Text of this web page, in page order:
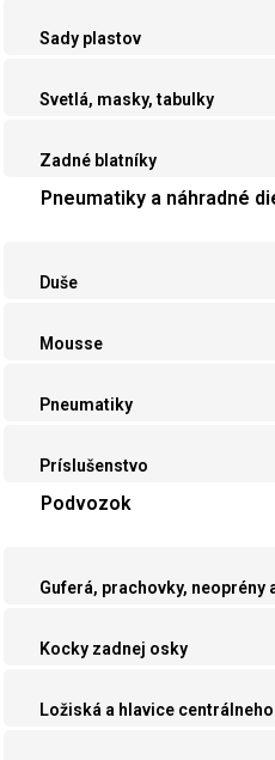
Sady plastov
Svetlá, masky, tabulky
Zadné blatníky
Pneumatiky a náhradné
Duše
Mousse
Pneumatiky
Príslušenstvo
Podvozok
Guferá, prachovky, neoprény
Kocky zadnej osky
Ložiská a hlavice